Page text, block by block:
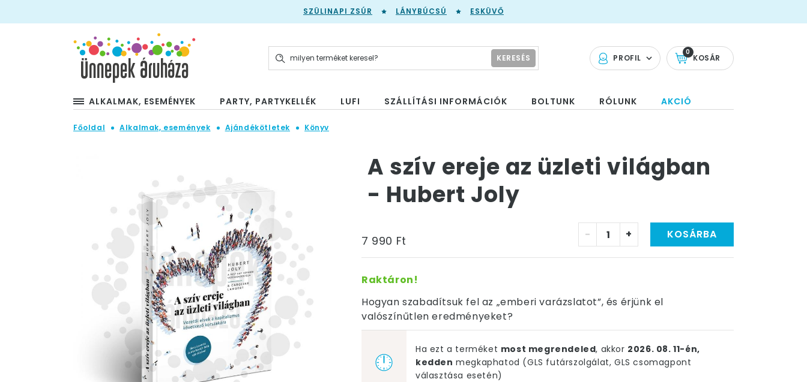
SZÜLINAPI ZSÚR LÁNYBÚCSÚ ESKÜVŐ
PROFIL KOSÁR
0
KERESÉS
ALKALMAK, ESEMÉNYEK PARTY, PARTYKELLÉK LUFI SZÁLLÍTÁSI INFORMÁCIÓK BOLTUNK RÓLUNK AKCIÓ
Főoldal Alkalmak, események Ajándékötletek Könyv
A szív ereje az üzleti világban
- Hubert Joly
7 990 Ft - + KOSÁRBA
Raktáron!
Hogyan szabadítsuk fel az „emberi varázslatot”, és érjünk el
valószínűtlen eredményeket?
Ha ezt a terméket most megrendeled, akkor 2026. 08. 11-én,
kedden megkaphatod (GLS futárszolgálat, GLS csomagpont
választása esetén)